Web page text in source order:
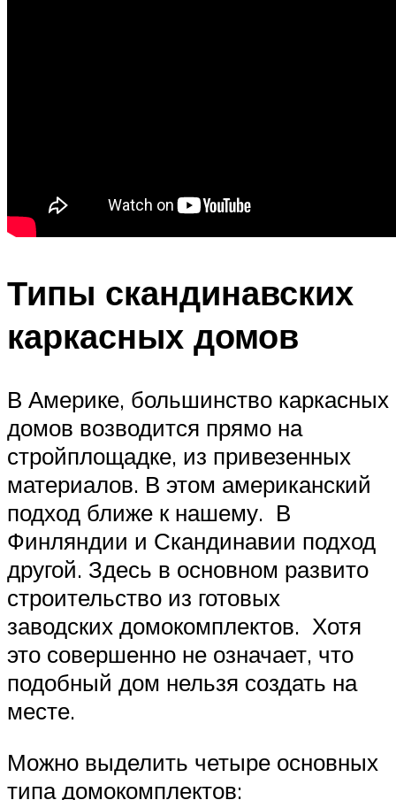
Типы скандинавских
каркасных домов
В Америке, большинство каркасных
домов возводится прямо на
стройплощадке, из привезенных
материалов. В этом американский
подход ближе к нашему. В
Финляндии и Скандинавии подход
другой. Здесь в основном развито
строительство из готовых
заводских домокомплектов. Хотя
это совершенно не означает, что
подобный дом нельзя создать на
месте.
Можно выделить четыре основных
типа домокомплектов: